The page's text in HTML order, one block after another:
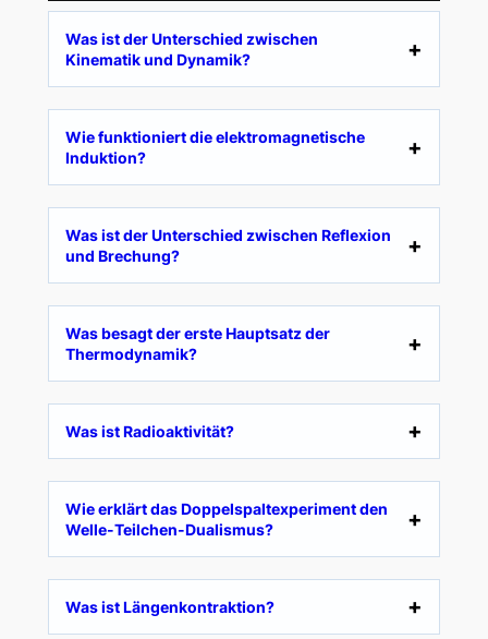
Was ist der Unterschied zwischen
Kinematik und Dynamik?
Wie funktioniert die elektromagnetische
Induktion?
Was ist der Unterschied zwischen Reflexion
und Brechung?
Was besagt der erste Hauptsatz der
Thermodynamik?
Was ist Radioaktivität?
Wie erklärt das Doppelspaltexperiment den
Welle-Teilchen-Dualismus?
Was ist Längenkontraktion?